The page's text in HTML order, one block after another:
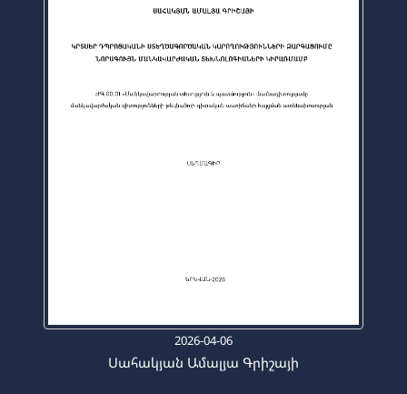
2026-04-06
Սահակյան Ամալյա Գրիշայի